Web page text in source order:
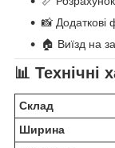
📸 Додаткові
🏠 Виїзд на
📊 Технічні
Склад
Ширина